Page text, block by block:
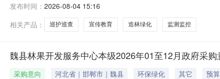
化、巡护巡查和监测监控、宣传教育等管理措施，加强
发布时间： 2026-08-04 15:16
相关产品：
巡护巡查 宣传教育 造林绿化 监测监控
魏县林果开发服务中心本级2026年01至12月政府采购
采购意向 河北省｜邯郸市｜魏县 环保绿化 其它
预